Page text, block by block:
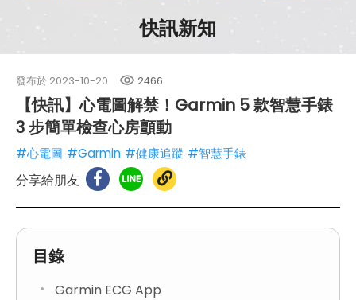
快訊新知
發布於 2023-10-20 2466
【快訊】心電圖解禁！Garmin 5 款智慧手錶
3 步簡單檢查心房顫動
#心電圖 #Garmin #健康追蹤 #智慧手錶
分享給朋友
目錄
Garmin ECG App